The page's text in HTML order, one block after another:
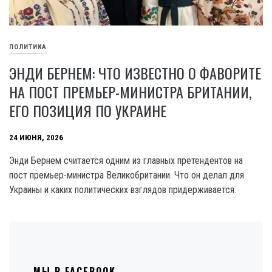
ПОЛИТИКА
ЭНДИ БЕРНЕМ: ЧТО ИЗВЕСТНО О ФАВОРИТЕ
НА ПОСТ ПРЕМЬЕР-МИНИСТРА БРИТАНИИ,
ЕГО ПОЗИЦИЯ ПО УКРАИНЕ
24 ИЮНЯ, 2026
Энди Бернем считается одним из главных претендентов на
пост премьер-министра Великобритании. Что он делал для
Украины и каких политических взглядов придерживается.